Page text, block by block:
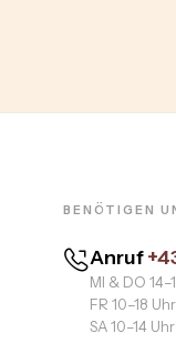
BENÖTIGEN
Anruf
MI & DO
FR 10–18 Uhr
SA 10–14 Uhr